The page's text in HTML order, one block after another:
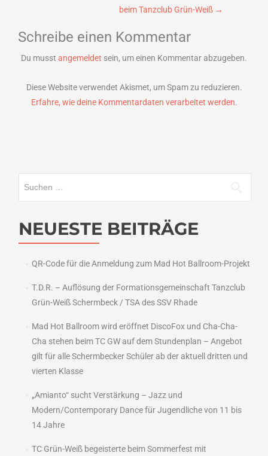
beim Tanzclub Grün-Weiß →
Schreibe einen Kommentar
Du musst angemeldet sein, um einen Kommentar abzugeben.
Diese Website verwendet Akismet, um Spam zu reduzieren.
Erfahre, wie deine Kommentardaten verarbeitet werden.
NEUESTE BEITRÄGE
QR-Code für die Anmeldung zum Mad Hot Ballroom-Projekt
T.D.R. – Auflösung der Formationsgemeinschaft Tanzclub
Grün-Weiß Schermbeck / TSA des SSV Rhade
Mad Hot Ballroom wird eröffnet DiscoFox und Cha-Cha-
Cha stehen beim TC GW auf dem Stundenplan – Angebot
gilt für alle Schermbecker Schüler ab der aktuell dritten und
vierten Klasse
„Amianto“ sucht Verstärkung – Jazz und
Modern/Contemporary Dance für Jugendliche von 11 bis
14 Jahre
TC Grün-Weiß begeisterte beim Sommerfest mit